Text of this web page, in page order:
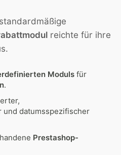
reichte für ihre
Moduls für
.
datumsspezifischer
Prestashop-